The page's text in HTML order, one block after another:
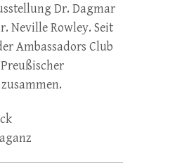
Dr. Dagmar
Neville Rowley. Seit
Ambassadors Club